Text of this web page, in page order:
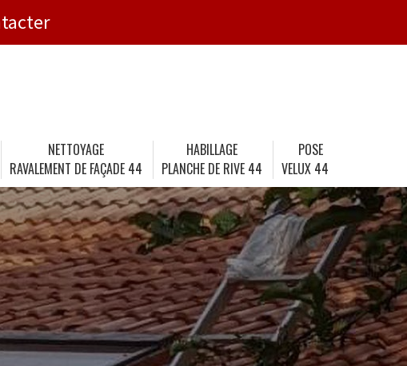
NETTOYAGE
RAVALEMENT DE FAÇADE 44
HABILLAGE
PLANCHE DE RIVE 44
POSE
VELUX 44